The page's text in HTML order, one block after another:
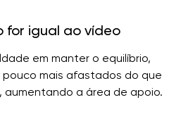
for igual ao vídeo
em manter o equilíbrio,
pouco mais afastados do que
aumentando a área de apoio.